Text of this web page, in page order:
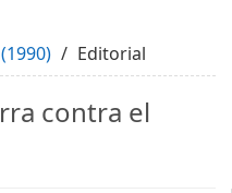
Editorial
contra el